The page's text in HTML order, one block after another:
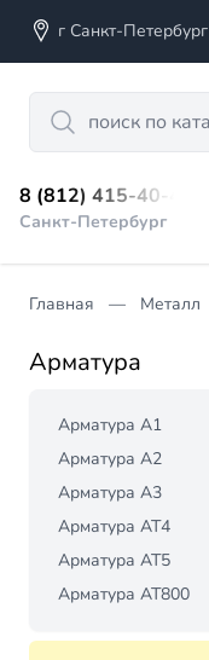
г Санкт-Петербург
Search
8 (812) 415-40-45
Санкт-Петербург
Главная Металл
Арматура
Арматура А1
Арматура А2
Арматура А3
Арматура АТ4
Арматура АТ5
Арматура АТ800